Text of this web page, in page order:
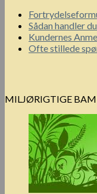
Sådan handler
Kundernes
Ofte stillede
MILJØRIGTIGE